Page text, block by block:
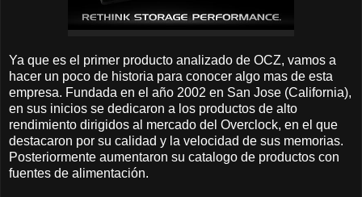
Ya que es el primer producto analizado de OCZ, vamos a
hacer un poco de historia para conocer algo mas de esta
empresa. Fundada en el año 2002 en San Jose (California),
en sus inicios se dedicaron a los productos de alto
rendimiento dirigidos al mercado del Overclock, en el que
destacaron por su calidad y la velocidad de sus memorias.
Posteriormente aumentaron su catalogo de productos con
fuentes de alimentación.